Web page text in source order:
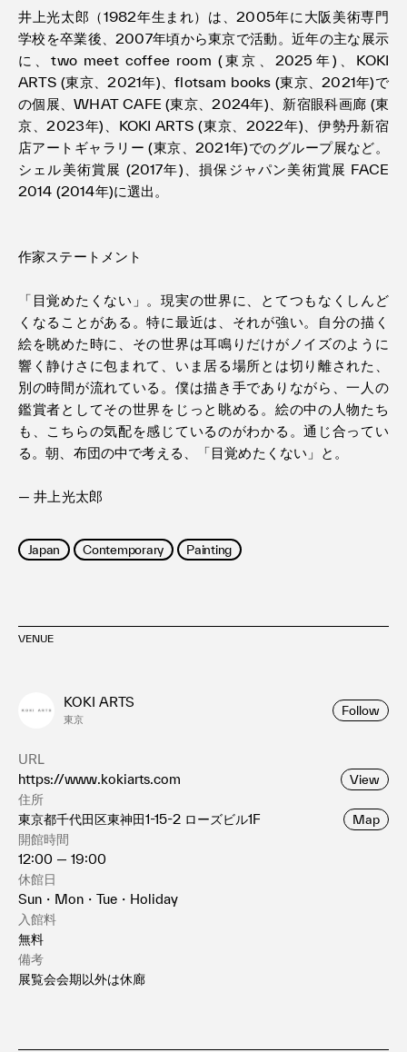
井上光太郎（1982年生まれ）は、2005年に大阪美術専門
学校を卒業後、2007年頃から東京で活動。近年の主な展示
に、two meet coffee room (東京、2025年)、KOKI
ARTS (東京、2021年)、flotsam books (東京、2021年)で
の個展、WHAT CAFE (東京、2024年)、新宿眼科画廊 (東
京、2023年)、KOKI ARTS (東京、2022年)、伊勢丹新宿
店アートギャラリー (東京、2021年)でのグループ展など。
シェル美術賞展 (2017年)、損保ジャパン美術賞展 FACE
2014 (2014年)に選出。
作家ステートメント
「目覚めたくない」。現実の世界に、とてつもなくしんど
くなることがある。特に最近は、それが強い。自分の描く
絵を眺めた時に、その世界は耳鳴りだけがノイズのように
響く静けさに包まれて、いま居る場所とは切り離された、
別の時間が流れている。僕は描き手でありながら、一人の
鑑賞者としてその世界をじっと眺める。絵の中の人物たち
も、こちらの気配を感じているのがわかる。通じ合ってい
る。朝、布団の中で考える、「目覚めたくない」と。
— 井上光太郎
Japan Contemporary Painting
VENUE
KOKI ARTS
東京
Follow
URL
https://www.kokiarts.com
View
住所
東京都千代田区東神田1-15-2 ローズビル1F
Map
開館時間
12:00 — 19:00
休館日
Sun・Mon・Tue・Holiday
入館料
無料
備考
展覧会会期以外は休廊